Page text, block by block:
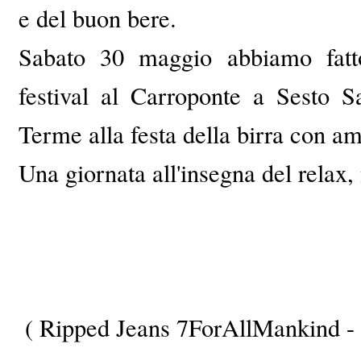
e del buon bere.
Sabato 30 maggio abbiamo
festival al Carroponte a Sesto
Terme alla festa della birra con
Una giornata all'insegna del
( Ripped Jeans 7ForAllMankind